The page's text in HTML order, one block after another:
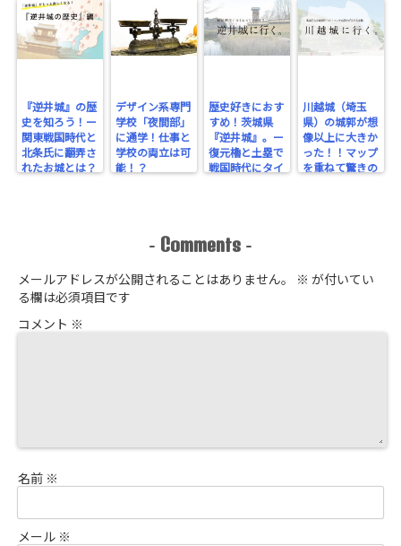
『逆井城』の歴
史を知ろう！ー
関東戦国時代と
北条氏に翻弄さ
れたお城とは？
デザイン系専門
学校「夜間部」
に通学！仕事と
学校の両立は可
能！？
歴史好きにおす
すめ！茨城県
『逆井城』。ー
復元櫓と土塁で
戦国時代にタイ
川越城（埼玉
県）の城郭が想
像以上に大きか
った！！マップ
を重ねて驚きの
- Comments -
メールアドレスが公開されることはありません。 ※ が付いてい
る欄は必須項目です
コメント ※
名前 ※
メール ※